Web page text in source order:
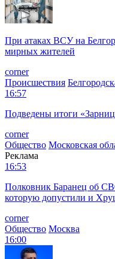
При атаках ВСУ на
мирных жителей
corner
Происшествия
16:57
Подведены итоги
corner
Общество Московская
Реклама
16:53
Полковник Баранец об
которую допустили и
corner
Общество Москва
16:00